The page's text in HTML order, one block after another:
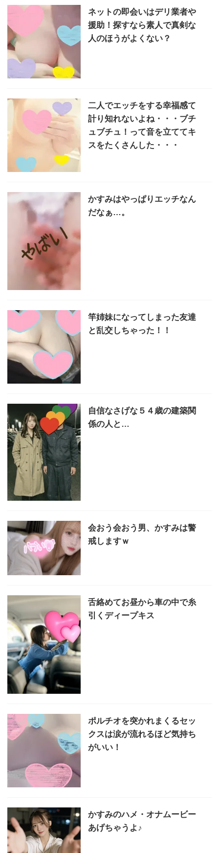
ネットの即会いはデリ業者や
援助！探すなら素人で真剣な
人のほうがよくない？
二人でエッチをする幸福感て
計り知れないよね・・・ブチ
ュブチュ！って音を立ててキ
スをたくさんした・・・
かすみはやっぱりエッチなん
だなぁ…。
竿姉妹になってしまった友達
と乱交しちゃった！！
自信なさげな５４歳の建築関
係の人と…
会おう会おう男、かすみは警
戒しますｗ
舌絡めてお昼から車の中で糸
引くディープキス
ポルチオを突かれまくるセッ
クスは涙が流れるほど気持ち
がいい！
かすみのハメ・オナムービー
あげちゃうよ♪